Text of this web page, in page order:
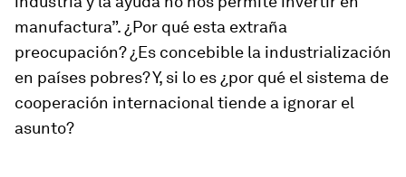
manufactura”. ¿Por qué esta extraña
preocupación? ¿Es concebible la industrialización
en países pobres? Y, si lo es ¿por qué el sistema de
cooperación internacional tiende a ignorar el
asunto?